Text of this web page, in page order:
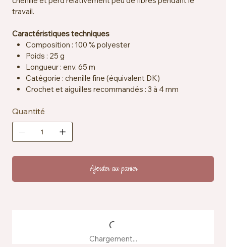
travail.
Caractéristiques techniques
Composition : 100 % polyester
Poids : 25 g
Longueur : env. 65 m
Catégorie : chenille fine (équivalent DK)
Crochet et aiguilles recommandés : 3 à 4 mm
Particularité : fil chenille fin
Entretien : lavable en machine à 30 °C
Quantité
Ajouter au panier
Chargement...